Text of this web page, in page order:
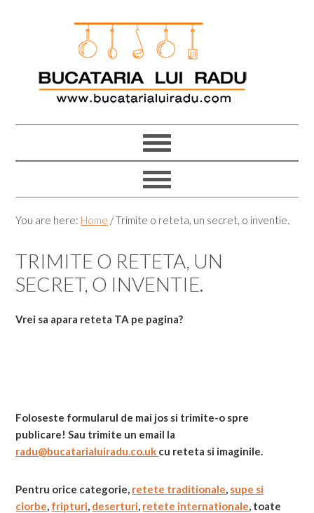
You are here: Home /Trimite o reteta, un secret, o inventie.
TRIMITE O RETETA, UN
SECRET, O INVENTIE.
Vrei sa apara reteta TA pe pagina?
Foloseste formularul de mai jos si trimite-o spre
publicare! Sau trimite un email la
radu@bucatarialuiradu.co.uk cu reteta si imaginile.
Pentru orice categorie, retete traditionale, supe si
ciorbe, fripturi, deserturi, retete internationale, toate